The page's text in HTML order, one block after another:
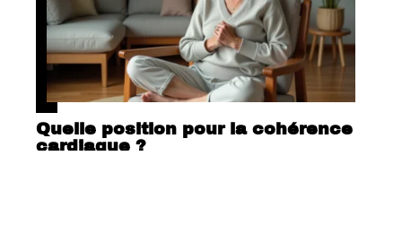
Quelle position pour la cohérence
cardiaque ?